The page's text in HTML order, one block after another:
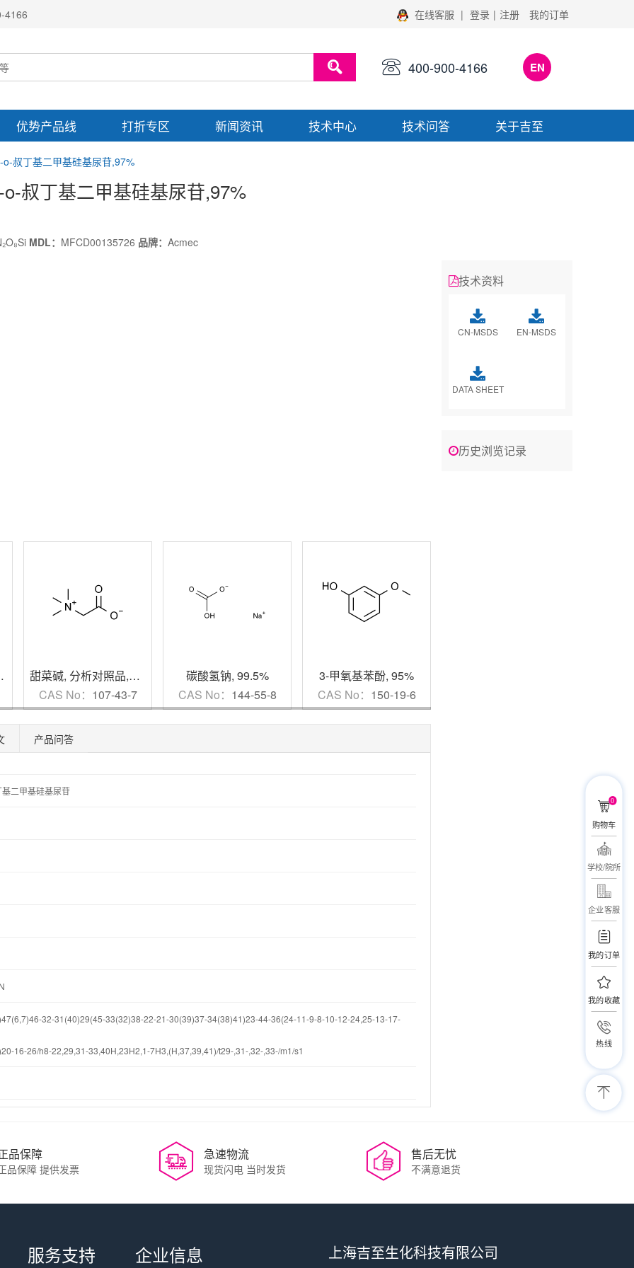
4166 在线客服 | 登录 | 注册 我的订单
400-900-4166 EN
优势产品线 打折专区 新闻资讯 技术中心 技术问答 关于吉至
叔丁基二甲基硅基尿苷,97%
叔丁基二甲基硅基尿苷,97%
MDL： MFCD00135726 品牌： Acmec
甜菜碱, 分析对照品,HPLC≥98%
CAS No： 107-43-7
碳酸氢钠, 99.5%
CAS No： 144-55-8
3-甲氧基苯酚, 95%
CAS No： 150-19-6
产品问答
二甲基硅基尿苷
32-31(40)29(45-33(32)38-22-21-30(39)37-34(38)41)23-44-36(24-11-9-8-10-12-24,25-13-17-
16-26/h8-22,29,31-33,40H,23H2,1-7H3,(H,37,39,41)/t29-,31-,32-,33-/m1/s1
技术资料
CN-MSDS EN-MSDS
DATA SHEET
历史浏览记录
品保障
品保障 提供发票
急速物流
现货闪电 当时发货
售后无忧
不满意退货
服务支持 企业信息 上海吉至生化科技有限公司
0
购物车
学校/院所
企业客服
我的订单
我的收藏
热线